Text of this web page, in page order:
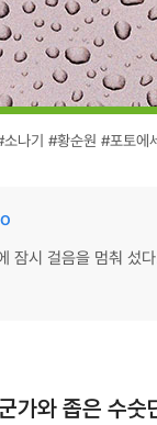
소나기 #황순원 #포토에
잠시 걸음을 멈춰 섰
가와 좁은 수숫